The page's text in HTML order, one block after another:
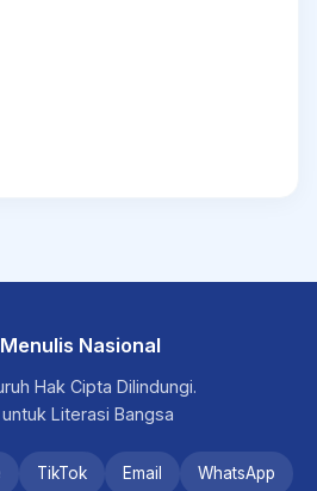
Nasional
Hak Cipta Dilindungi.
Literasi Bangsa
TikTok Email WhatsApp